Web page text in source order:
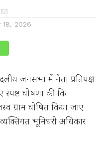
18, 2026
जनसभा में नेता प्रतिपक्ष
घोषणा की कि
ग्राम घोषित किया जाए
भूमिधरी अधिकार